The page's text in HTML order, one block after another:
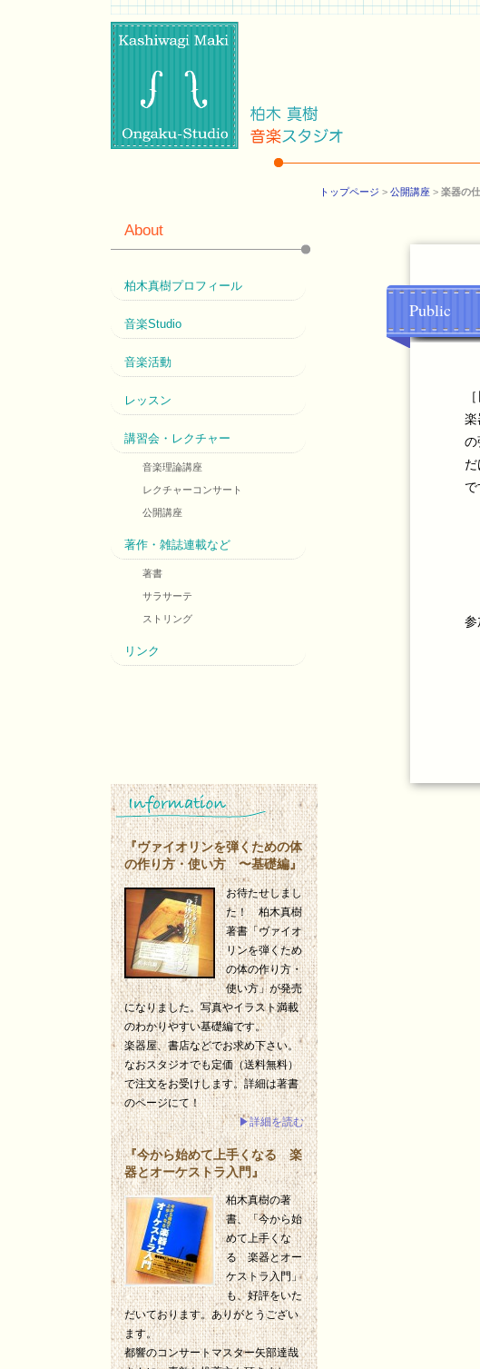
トップページ > 公開講座 > 楽器の
Public
楽
の
で
参
About
柏木真樹プロフィール
音楽Studio
音楽活動
レッスン
講習会・レクチャー
音楽理論講座
レクチャーコンサート
公開講座
著作・雑誌連載など
著書
サラサーテ
ストリング
リンク
『ヴァイオリンを弾くための体
の作り方・使い方 〜基礎編』
お待たせしまし
た！ 柏木真樹
著書「ヴァイオ
リンを弾くため
の体の作り方・
使い方」が発売
になりました。写真やイラスト満載
のわかりやすい基礎編です。
楽器屋、書店などでお求め下さい。
なおスタジオでも定価（送料無料）
で注文をお受けします。詳細は著書
のページにて！
▶詳細を読む
『今から始めて上手くなる 楽
器とオーケストラ入門』
柏木真樹の著
書、「今から始
めて上手くな
る 楽器とオー
ケストラ入門」
も、好評をいた
だいております。ありがとうござい
ます。
都響のコンサートマスター矢部達哉